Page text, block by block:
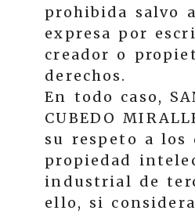
prohibida salvo
expresa por
creador o
derechos.
En todo caso,
CUBEDO
su respeto a los
propiedad
industrial de
ello, si